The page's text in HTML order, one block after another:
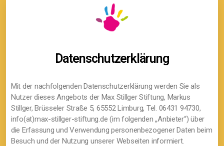
Datenschutzerklärung
Mit der nachfolgenden Datenschutzerklärung werden Sie als
Nutzer dieses Angebots der Max Stillger Stiftung, Markus
Stillger, Brüsseler Straße 5, 65552 Limburg, Tel. 06431 94730,
info(at)max-stillger-stiftung.de (im folgenden „Anbieter“) über
die Erfassung und Verwendung personenbezogener Daten beim
Besuch und der Nutzung unserer Webseiten informiert.